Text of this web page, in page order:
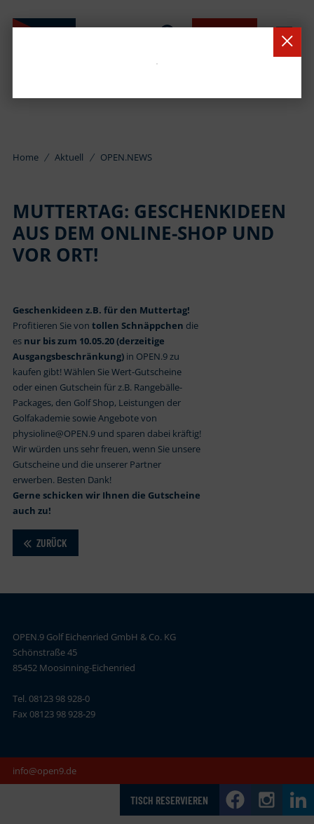
Home Aktuell OPEN.NEWS
MUTTERTAG: GESCHENKIDEEN
AUS DEM ONLINE-SHOP UND
VOR ORT!
Geschenkideen z.B. für den Muttertag!
Profitieren Sie von tollen Schnäppchen die
es nur bis zum 10.05.20 (derzeitige
Ausgangsbeschränkung)in OPEN.9 zu
kaufen gibt! Wählen Sie Wert-Gutscheine
oder einen Gutschein für z.B. Rangebälle-
Packages, den Golf Shop, Leistungen der
Golfakademie sowie Angebote von
physioline@OPEN.9 und sparen dabei kräftig!
Wir würden uns sehr freuen, wenn Sie unsere
Gutscheine und die unserer Partner
erwerben. Besten Dank!
Gerne schicken wir Ihnen die Gutscheine
auch zu!
ZURÜCK
OPEN.9 Golf Eichenried GmbH & Co. KG
Schönstraße 45
85452 Moosinning-Eichenried
Tel. 08123 98 928-0
Fax 08123 98 928-29
info@open9.de
TISCH RESERVIEREN